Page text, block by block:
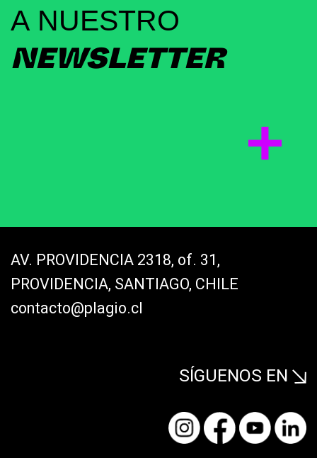
A NUESTRO
NEWSLETTER
AV. PROVIDENCIA 2318, of. 31,
PROVIDENCIA, SANTIAGO, CHILE
contacto@plagio.cl
SÍGUENOS EN